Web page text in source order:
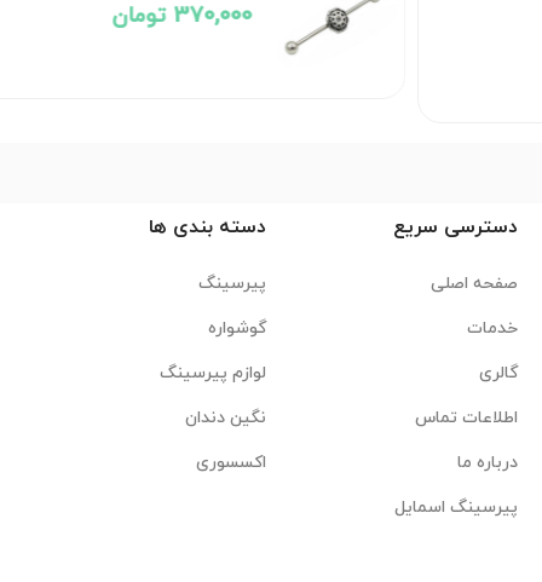
370,000 تومان
دسترسی سریع
صفحه اصلی
خدمات
گالری
اطلاعات تماس
درباره ما
پیرسینگ اسمایل
دسته بندی ها
پیرسینگ
گوشواره
لوازم پیرسینگ
نگین دندان
اکسسوری